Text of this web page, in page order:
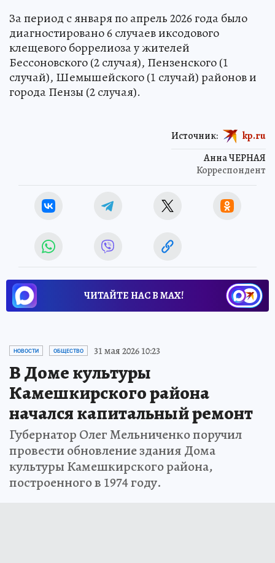
За период с января по апрель 2026 года было
диагностировано 6 случаев иксодового
клещевого боррелиоза у жителей
Бессоновского (2 случая), Пензенского (1
случай), Шемышейского (1 случай) районов и
города Пензы (2 случая).
Анна ЧЕРНАЯ
Корреспондент
Источник: kp.ru
ЧИТАЙТЕ НАС В МАХ!
НОВОСТИ ОБЩЕСТВО 31 мая 2026 10:23
В Доме культуры
Камешкирского района
начался капитальный ремонт
Губернатор Олег Мельниченко поручил
провести обновление здания Дома
культуры Камешкирского района,
построенного в 1974 году.